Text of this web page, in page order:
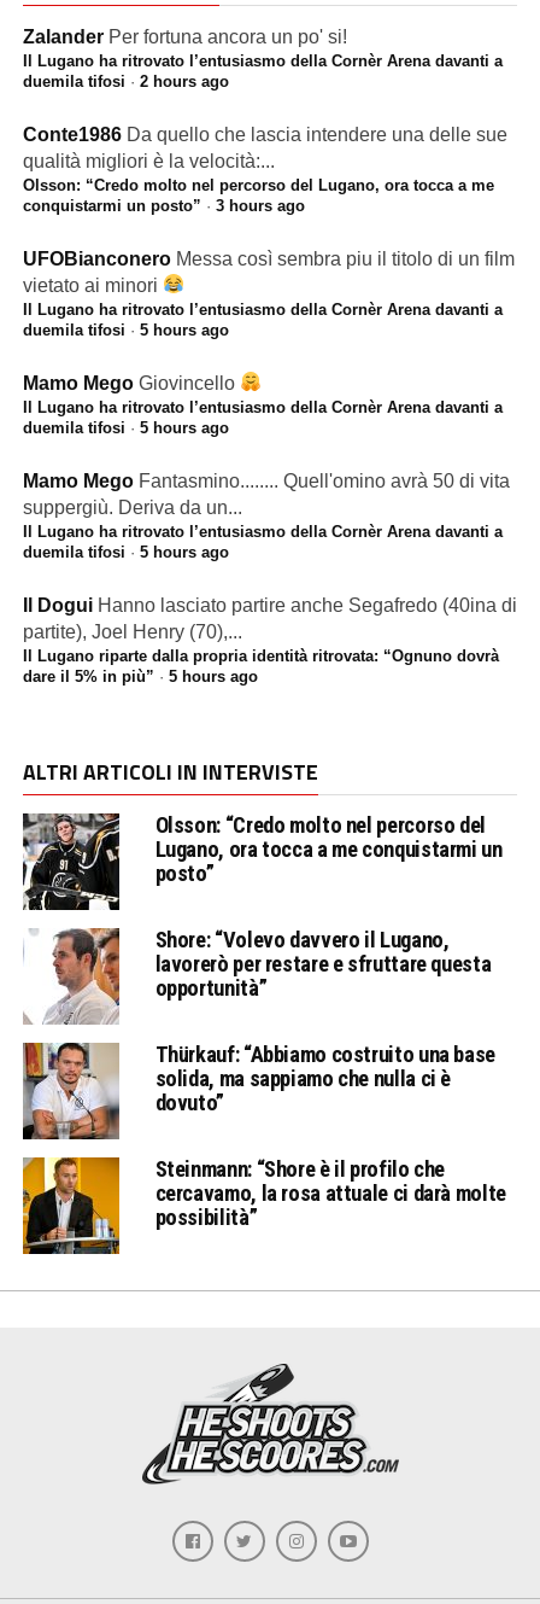
Zalander Per fortuna ancora un po' si!
Il Lugano ha ritrovato l’entusiasmo della Cornèr Arena davanti a
duemila tifosi · 2 hours ago
Conte1986 Da quello che lascia intendere una delle sue
qualità migliori è la velocità:...
Olsson: “Credo molto nel percorso del Lugano, ora tocca a me
conquistarmi un posto” · 3 hours ago
UFOBianconero Messa così sembra piu il titolo di un film
vietato ai minori
Il Lugano ha ritrovato l’entusiasmo della Cornèr Arena davanti a
duemila tifosi · 5 hours ago
Mamo Mego Giovincello
Il Lugano ha ritrovato l’entusiasmo della Cornèr Arena davanti a
duemila tifosi · 5 hours ago
Mamo Mego Fantasmino........ Quell'omino avrà 50 di vita
suppergiù. Deriva da un...
Il Lugano ha ritrovato l’entusiasmo della Cornèr Arena davanti a
duemila tifosi · 5 hours ago
Il Dogui Hanno lasciato partire anche Segafredo (40ina di
partite), Joel Henry (70),...
Il Lugano riparte dalla propria identità ritrovata: “Ognuno dovrà
dare il 5% in più” · 5 hours ago
ALTRI ARTICOLI IN INTERVISTE
Olsson: “Credo molto nel percorso del
Lugano, ora tocca a me conquistarmi un
posto”
Shore: “Volevo davvero il Lugano,
lavorerò per restare e sfruttare questa
opportunità”
Thürkauf: “Abbiamo costruito una base
solida, ma sappiamo che nulla ci è
dovuto”
Steinmann: “Shore è il profilo che
cercavamo, la rosa attuale ci darà molte
possibilità”